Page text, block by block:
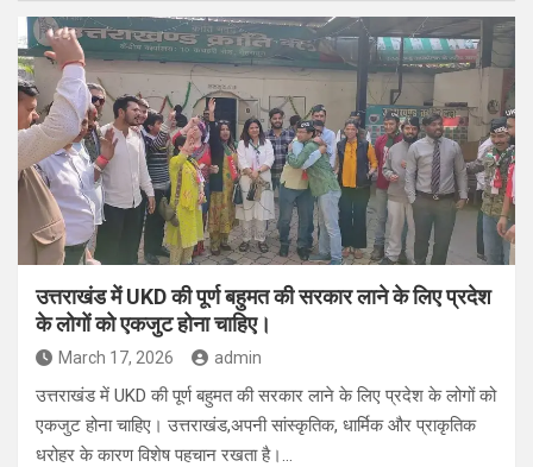
ce
b
o
o
k
at
s
A
p
p
ar
e
उत्तराखंड में UKD की पूर्ण बहुमत की सरकार लाने के लिए प्रदेश
के लोगों को एकजुट होना चाहिए।
March 17, 2026 admin
उत्तराखंड में UKD की पूर्ण बहुमत की सरकार लाने के लिए प्रदेश के लोगों को
एकजुट होना चाहिए। उत्तराखंड,अपनी सांस्कृतिक, धार्मिक और प्राकृतिक
धरोहर के कारण विशेष पहचान रखता है।…